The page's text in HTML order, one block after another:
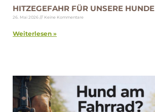
HITZEGEFAHR FÜR UNSERE HUNDE
26. Mai 2026 Keine Kommentare
Weiterlesen »